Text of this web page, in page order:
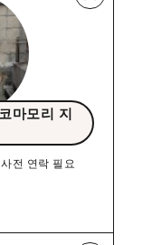
마모리 지
전 연락 필요